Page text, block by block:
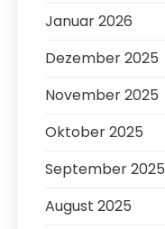
Januar 2026
Dezember 2025
November 2025
Oktober 2025
September 2025
August 2025